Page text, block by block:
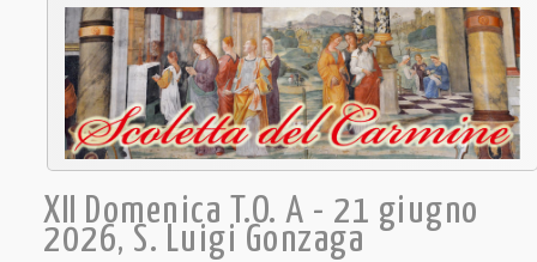
XII Domenica T.O. A - 21 giugno
2026, S. Luigi Gonzaga